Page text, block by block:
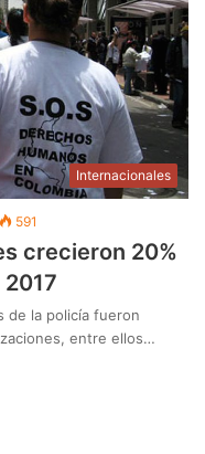
Internacionales
591
crecieron 20%
de la policía fueron
entre ellos…